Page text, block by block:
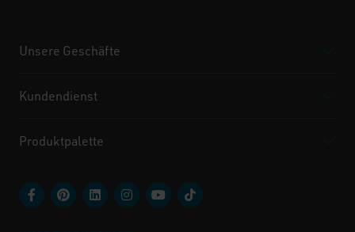
Unsere Geschäfte
Kundendienst
Produktpalette